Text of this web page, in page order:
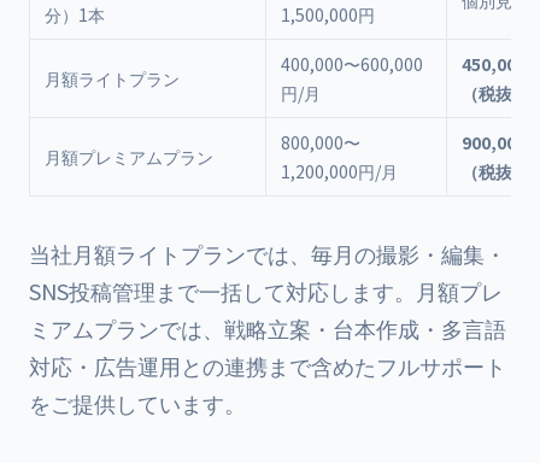
分）1本
1,500,000円
月額ライトプラン
400,000〜600,000
円/月
450,000
（税抜）
月額プレミアムプラン
800,000〜
1,200,000円/月
900,000
（税抜）
当社月額ライトプランでは、毎月の撮影・編集・
SNS投稿管理まで一括して対応します。月額プレ
ミアムプランでは、戦略立案・台本作成・多言語
対応・広告運用との連携まで含めたフルサポート
をご提供しています。